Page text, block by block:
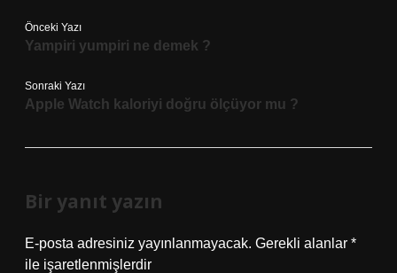
Önceki Yazı
Yampiri yumpiri ne demek ?
Sonraki Yazı
Apple Watch kaloriyi doğru ölçüyor mu ?
Bir yanıt yazın
E-posta adresiniz yayınlanmayacak. Gerekli alanlar *
ile işaretlenmişlerdir